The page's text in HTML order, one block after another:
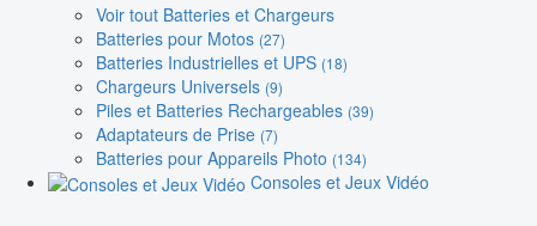
Voir tout Batteries et Chargeurs
Batteries pour Motos (27)
Batteries Industrielles et UPS (18)
Chargeurs Universels (9)
Piles et Batteries Rechargeables (39)
Adaptateurs de Prise (7)
Batteries pour Appareils Photo (134)
Consoles et Jeux Vidéo